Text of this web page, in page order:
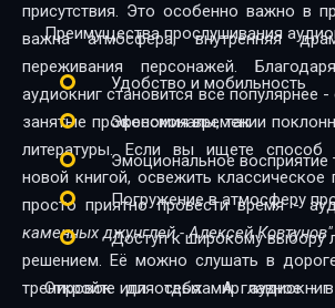
присутствия. Это особенно важно в
важна атмосфера, внутренняя
переживания персонажей.
аудиокниг становится всё популярнее
занятые профессионалы, так и
литературы. Если вы ищете способ познакомиться с
новой книгой, освежить классическое
просто приятно провести время -
каменных джунглей - Алексей Ковтунов"
решением. Её можно слушать в
тренировок или отдыха. А главное -
Преимущества прослушивания
Удобство и мобильность
Экономия времени
Эмоциональное восприятие
Погружение в атмосферу
Доступ к широкому выбору
Откройте для себя мир